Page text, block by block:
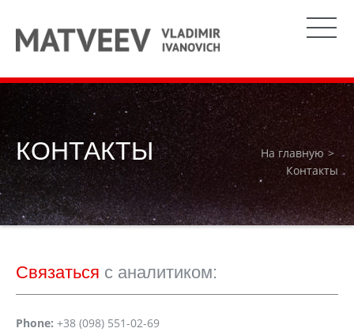
КОНТАКТЫ
На главную
Контакты
Связаться с аналитиком:
Phone: +38 (098) 551-02-69